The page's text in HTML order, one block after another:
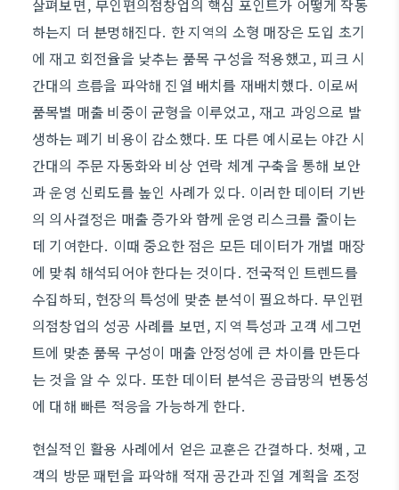
살펴보면, 무인편의점창업의 핵심 포인트가 어떻게 작동
하는지 더 분명해진다. 한 지역의 소형 매장은 도입 초기
에 재고 회전율을 낮추는 품목 구성을 적용했고, 피크 시
간대의 흐름을 파악해 진열 배치를 재배치했다. 이로써
품목별 매출 비중이 균형을 이루었고, 재고 과잉으로 발
생하는 폐기 비용이 감소했다. 또 다른 예시로는 야간 시
간대의 주문 자동화와 비상 연락 체계 구축을 통해 보안
과 운영 신뢰도를 높인 사례가 있다. 이러한 데이터 기반
의 의사결정은 매출 증가와 함께 운영 리스크를 줄이는
데 기여한다. 이때 중요한 점은 모든 데이터가 개별 매장
에 맞춰 해석되어야 한다는 것이다. 전국적인 트렌드를
수집하되, 현장의 특성에 맞춘 분석이 필요하다. 무인편
의점창업의 성공 사례를 보면, 지역 특성과 고객 세그먼
트에 맞춘 품목 구성이 매출 안정성에 큰 차이를 만든다
는 것을 알 수 있다. 또한 데이터 분석은 공급망의 변동성
에 대해 빠른 적응을 가능하게 한다.
현실적인 활용 사례에서 얻은 교훈은 간결하다. 첫째, 고
객의 방문 패턴을 파악해 적재 공간과 진열 계획을 조정